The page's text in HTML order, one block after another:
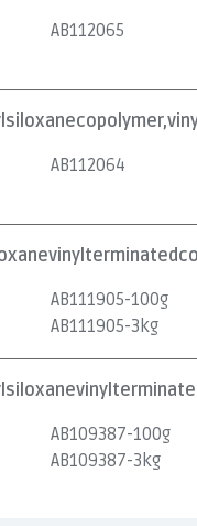
AB112065
AB112064
AB111905-100g
AB111905-3kg
AB109387-100g
AB109387-3kg